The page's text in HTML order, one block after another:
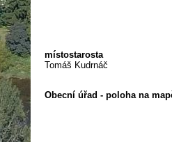
místostarosta
Tomáš Kudrnáč
Obecní úřad - poloha na